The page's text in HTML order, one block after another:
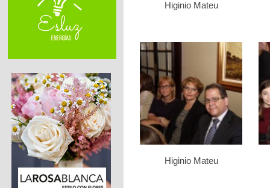
Higinio Mateu
Higinio Mateu